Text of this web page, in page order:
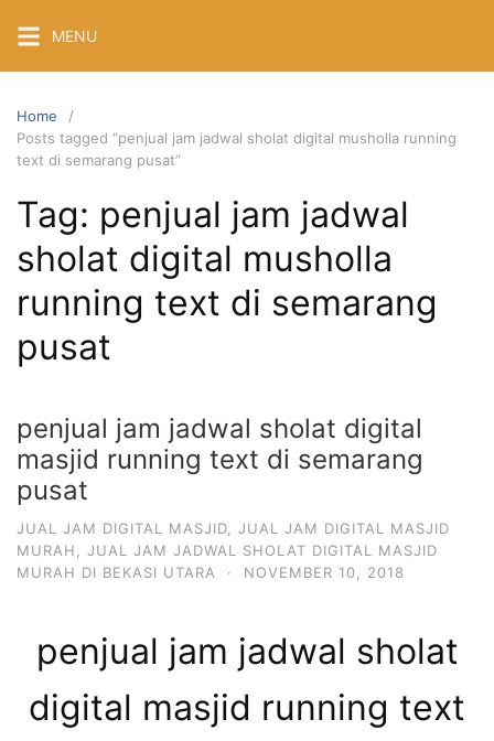
content
MENU
Home
Posts tagged “penjual jam jadwal sholat digital musholla running
text di semarang pusat”
Tag: penjual jam jadwal
sholat digital musholla
running text di semarang
pusat
penjual jam jadwal sholat digital
masjid running text di semarang
pusat
JUAL JAM DIGITAL MASJID
JUAL JAM DIGITAL MASJID
MURAH
JUAL JAM JADWAL SHOLAT DIGITAL MASJID
MURAH DI BEKASI UTARA
· NOVEMBER 10, 2018
penjual jam jadwal sholat
digital masjid running text